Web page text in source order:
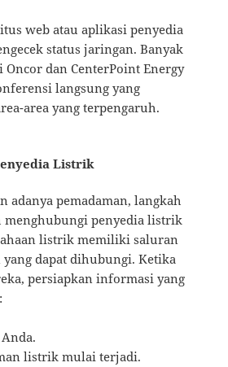
web atau aplikasi penyedia
status jaringan. Banyak
Oncor dan CenterPoint Energy
langsung yang
area yang terpengaruh.
Listrik
adanya pemadaman, langkah
menghubungi penyedia listrik
listrik memiliki saluran
yang dapat dihubungi. Ketika
persiapkan informasi yang
listrik mulai terjadi.